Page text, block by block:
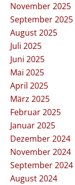
November 2025
September 2025
August 2025
Juli 2025
Juni 2025
Mai 2025
April 2025
März 2025
Februar 2025
Januar 2025
Dezember 2024
November 2024
September 2024
August 2024